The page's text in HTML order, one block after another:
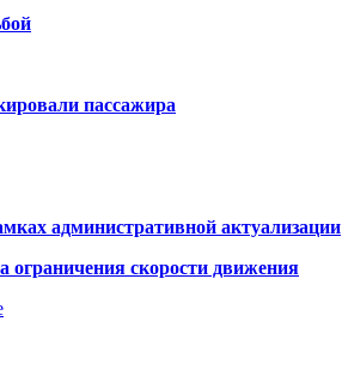
пассажира
административной актуализации
ограничения скорости движения